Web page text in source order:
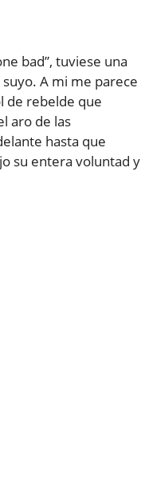
bad”, tuviese una
A mi me parece
de rebelde que
aro de las
hasta que
su entera voluntad y